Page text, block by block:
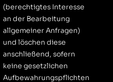
(berechtigtes Interesse
an der Bearbeitung
allgemeiner Anfragen)
und löschen diese
anschließend, sofern
keine gesetzlichen
Aufbewahrungspflichten